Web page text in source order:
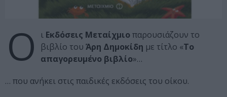
Ο ι Εκδόσεις Μεταίχμιο παρουσιάζουν το
βιβλίο του Άρη Δημοκίδη με τίτλο «Το
απαγορευμένο βιβλίο»…
… που ανήκει στις παιδικές εκδόσεις του οίκου.